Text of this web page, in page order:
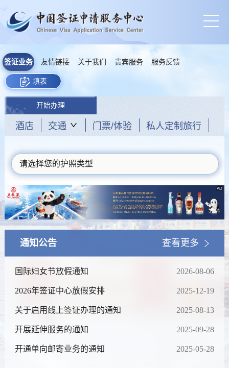
签证业务 友情链接 关于我们 贵宾服务 服务反馈
填表
开始办理
酒店 交通 门票/体验 私人定制旅行
请选择您的护照类型
AD
通知公告 查看更多
国际妇女节放假通知 2026-08-06
2026年签证中心放假安排 2025-12-19
关于启用线上签证办理的通知 2025-08-13
开展延伸服务的通知 2025-09-28
开通单向邮寄业务的通知 2025-05-28